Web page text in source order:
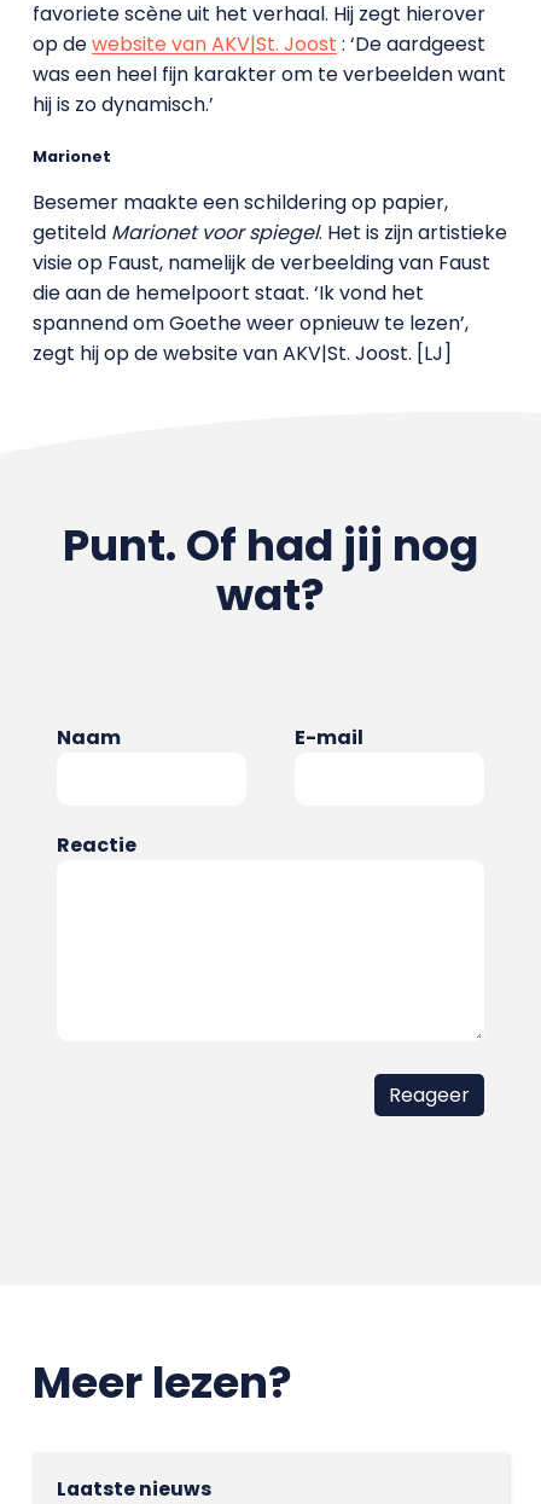
favoriete scène uit het verhaal. Hij zegt hierover
op dewebsite van AKV|St. Joost : ‘De aardgeest
was een heel fijn karakter om te verbeelden want
hij is zo dynamisch.’
Marionet
Besemer maakte een schildering op papier,
getiteld Marionet voor spiegel. Het is zijn artistieke
visie op Faust, namelijk de verbeelding van Faust
die aan de hemelpoort staat. ‘Ik vond het
spannend om Goethe weer opnieuw te lezen’,
zegt hij op de website van AKV|St. Joost. [LJ]
Punt. Of had jij nog
wat?
Naam E-mail
Reactie
Meer lezen?
Laatste nieuws